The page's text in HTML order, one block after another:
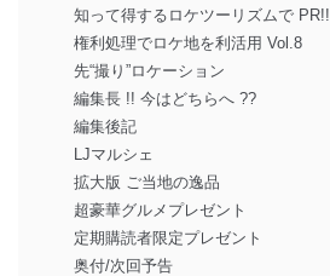
知って得するロケツーリズムで PR!!
権利処理でロケ地を利活用 Vol.8
先“撮り”ロケーション
編集長 !! 今はどちらへ ??
編集後記
LJマルシェ
拡大版 ご当地の逸品
超豪華グルメプレゼント
定期購読者限定プレゼント
奥付/次回予告